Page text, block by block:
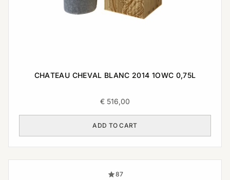
CHATEAU CHEVAL BLANC 2014 1OWC 0,75L
€ 516,00
ADD TO CART
87